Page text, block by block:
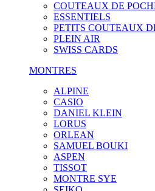
COUTEAUX DE
ESSENTIELS
PETITS COUTEAUX
PLEIN AIR
SWISS CARDS
MONTRES
ALPINE
CASIO
DANIEL KLEIN
LORUS
ORLEAN
SAMUEL BOUKI
ASPEN
TISSOT
MONTRE SYE